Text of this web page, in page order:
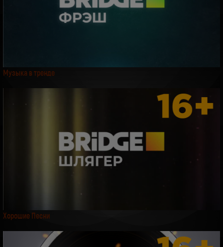
Музыка в тренде
Хорошие Песни